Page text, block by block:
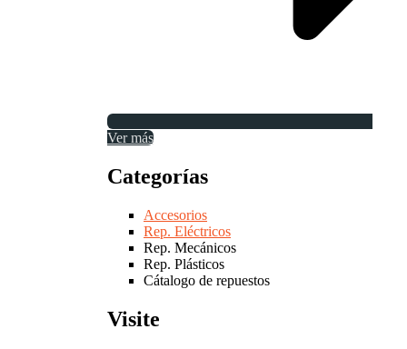
Ver más
Categorías
Accesorios
Rep. Eléctricos
Rep. Mecánicos
Rep. Plásticos
Cátalogo de repuestos
Visite